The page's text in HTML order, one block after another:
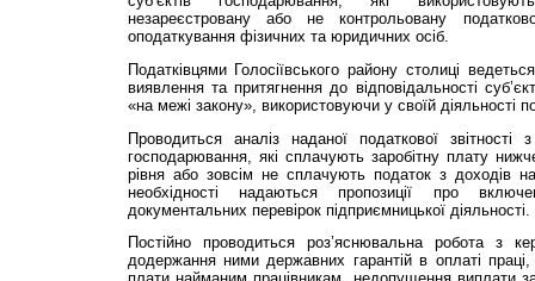
незареєстровану або не контрольовану
оподаткування фізичних та юридичних осіб.
Податківцями Голосіївського району столиці
виявлення та притягнення до відповідальності
«на межі закону», використовуючи у своїй діяльності
Проводиться аналіз наданої податкової звітності
господарювання, які сплачують заробітну плату
рівня або зовсім не сплачують податок з доходів
необхідності надаються пропозиції про
документальних перевірок підприємницької діяльності.
Постійно проводиться роз’яснювальна робота з
додержання ними державних гарантій в оплаті праці,